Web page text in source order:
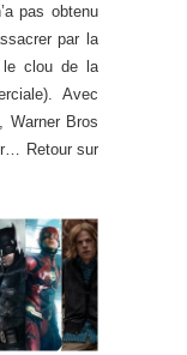
pas obtenu
par la
le clou de la
Avec
, Warner Bros
Retour sur